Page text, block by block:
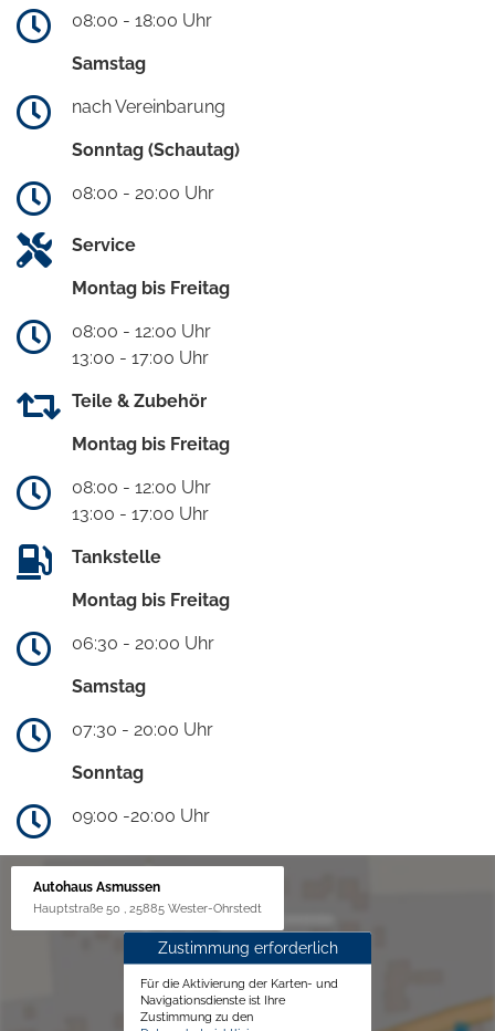
08:00 - 18:00 Uhr
Samstag
nach Vereinbarung
Sonntag (Schautag)
08:00 - 20:00 Uhr
Service
Montag bis Freitag
08:00 - 12:00 Uhr
13:00 - 17:00 Uhr
Teile & Zubehör
Montag bis Freitag
08:00 - 12:00 Uhr
13:00 - 17:00 Uhr
Tankstelle
Montag bis Freitag
06:30 - 20:00 Uhr
Samstag
07:30 - 20:00 Uhr
Sonntag
09:00 -20:00 Uhr
Autohaus Asmussen
Hauptstraße 50 , 25885 Wester-Ohrstedt
Zustimmung erforderlich
Für die Aktivierung der Karten- und
Navigationsdienste ist Ihre
Zustimmung zu den